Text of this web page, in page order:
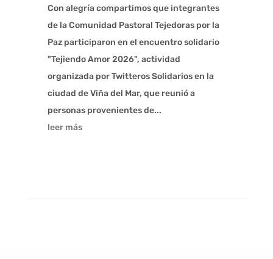
Con alegría compartimos que integrantes
de la Comunidad Pastoral Tejedoras por la
Paz participaron en el encuentro solidario
"Tejiendo Amor 2026", actividad
organizada por Twitteros Solidarios en la
ciudad de Viña del Mar, que reunió a
personas provenientes de...
leer más